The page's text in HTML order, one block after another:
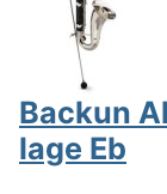
Backun
lage Eb